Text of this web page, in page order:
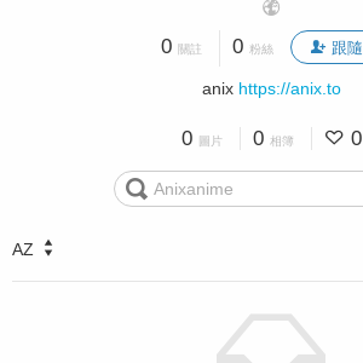
0 關註 0 粉絲 跟隨
anix https://anix.to
0 圖片 0 相簿 0
AZ